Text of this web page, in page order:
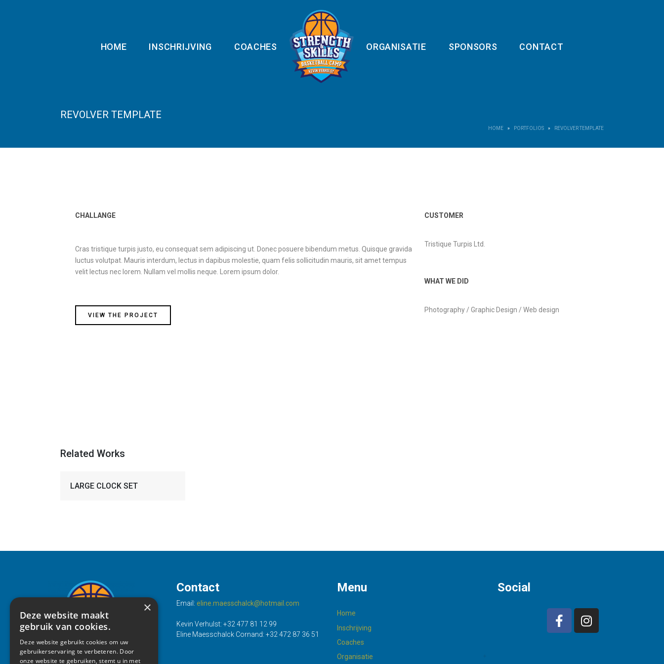
HOME INSCHRIJVING COACHES ORGANISATIE SPONSORS CONTACT
REVOLVER TEMPLATE
HOME PORTFOLIOS REVOLVER TEMPLATE
CHALLANGE
Cras tristique turpis justo, eu consequat sem adipiscing ut. Donec posuere bibendum metus. Quisque gravida
luctus volutpat. Mauris interdum, lectus in dapibus molestie, quam felis sollicitudin mauris, sit amet tempus
velit lectus nec lorem. Nullam vel mollis neque. Lorem ipsum dolor.
VIEW THE PROJECT
CUSTOMER
Tristique Turpis Ltd.
WHAT WE DID
Photography / Graphic Design / Web design
Related Works
LARGE CLOCK SET
Contact
Email: eline.maesschalck@hotmail.com
Kevin Verhulst: +32 477 81 12 99
Eline Maesschalck Cornand: +32 472 87 36 51
Menu
Home
Inschrijving
Coaches
Organisatie
Social
×
Deze website maakt
gebruik van cookies.
Deze website gebruikt cookies om uw
gebruikerservaring te verbeteren. Door
onze website te gebruiken, stemt u in met